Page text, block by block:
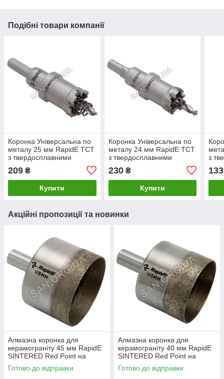
Подібні товари компанії
Коронка Універсальна по
металу 25 мм RapidE TCT
з твердосплавними
209 ₴
Купити
Коронка Універсальна по
металу 24 мм RapidE TCT
з твердосплавними
230₴
Купити
з
133
Акційні пропозиції та новинки
Алмазна коронка для
керамограніту 45 мм RapidE
SINTERED Red Point на
Дриль
Готово до відправки
Алмазна коронка для
керамограніту 40 мм RapidE
SINTERED Red Point на
Дриль
Готово до відправки